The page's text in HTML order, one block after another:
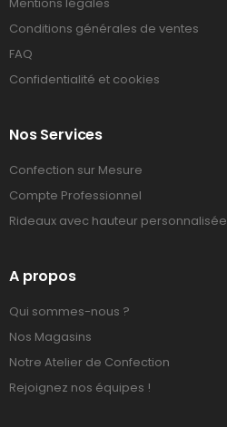
Mentions légales
Conditions générales de ventes
FAQ
Confidentialité et cookies
Nos Services
Confection sur Mesure
Compte Professionnel
Rideaux avec hauteur personnalisée
A propos
Qui sommes-nous ?
Nos Magasins
Notre Atelier de Confection
Rejoignez nos équipes !